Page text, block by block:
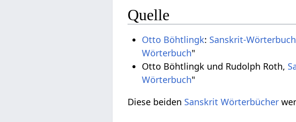
Quelle
Otto Böhtlingk: Sanskrit-
Wörterbuch"
Otto Böhtlingk und Rudolph Roth,
Wörterbuch"
Diese beiden Sanskrit Wörterbücher